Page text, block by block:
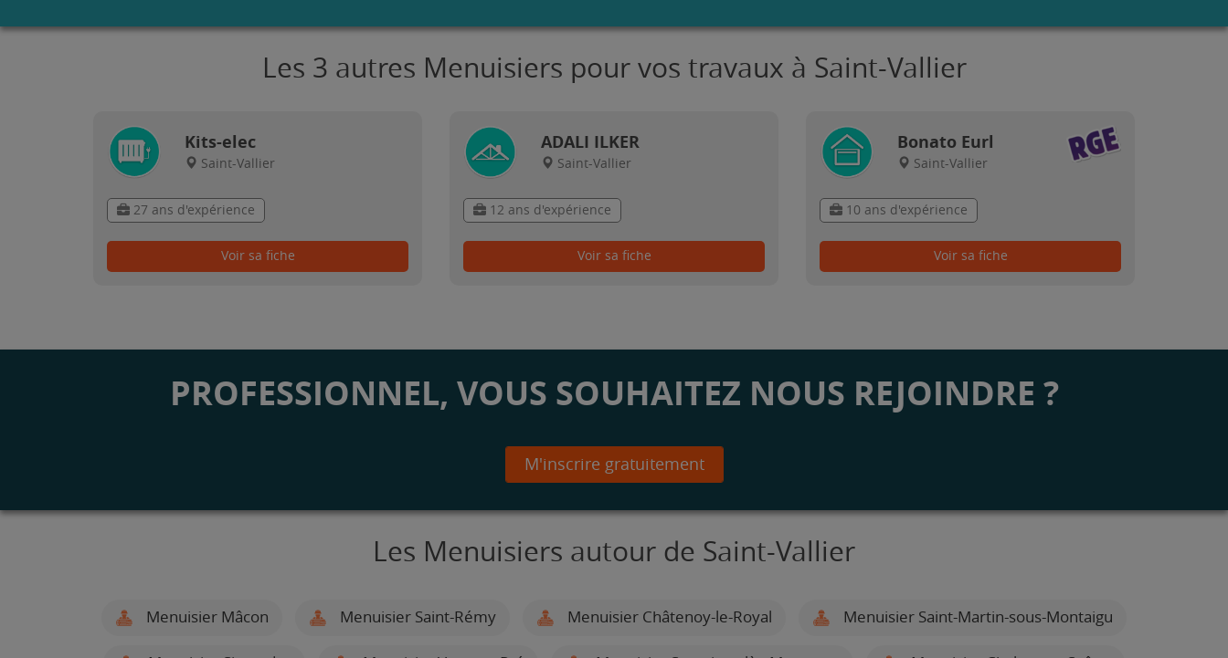
Les 3 autres Menuisiers pour vos travaux à Saint-Vallier
Kits-elec
Saint-Vallier
27 ans d'expérience
Voir sa fiche
ADALI ILKER
Saint-Vallier
12 ans d'expérience
Voir sa fiche
Bonato Eurl
Saint-Vallier
10 ans d'expérience
Voir sa fiche
PROFESSIONNEL, VOUS SOUHAITEZ NOUS REJOINDRE ?
M'inscrire gratuitement
Les Menuisiers autour de Saint-Vallier
Menuisier Mâcon Menuisier Saint-Rémy Menuisier Châtenoy-le-Royal Menuisier Saint-Martin-sous-Montaigu